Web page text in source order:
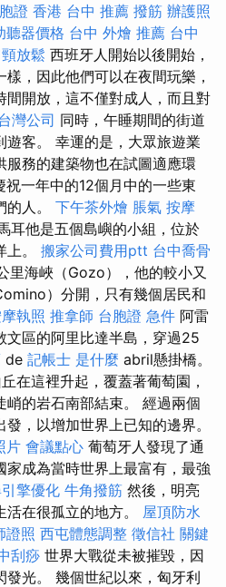
證 香港 台中 推薦 撥筋 辦護照
聽器價格 台中 外燴 推薦 台中
放鬆 西班牙人開始以後開始，
，因此他們可以在夜間玩樂，
間開放，這不僅對成人，而且對
灣公司 同時，午睡期間的街道
客。 幸運的是，大眾旅遊業
務的建築物也在試圖適應環
祝一年中的12個月中的一些東
人。 下午茶外燴 脹氣 按摩
耳他是五個島嶼的小組，位於
。 搬家公司費用ptt 台中喬骨
里海峽（Gozo），他的較小又
）分開，只有幾個居民和
執照 推拿師 台胞證 急件 阿雷
文區的阿里比達半島，穿過25
de 記帳士 是什麼 abril懸掛橋。
在這裡升起，覆蓋著葡萄園，
的岩石南部結束。 經過兩個
，以增加世界上已知的邊界。
片 會議點心 葡萄牙人發現了通
成為當時世界上最富有，最強
擎優化 牛角撥筋 然後，明亮
在很孤立的地方。 屋頂防水
證照 西屯體態調整 徵信社 關鍵
刮痧 世界大戰從未被摧毀，因
發光。 幾個世紀以來，匈牙利